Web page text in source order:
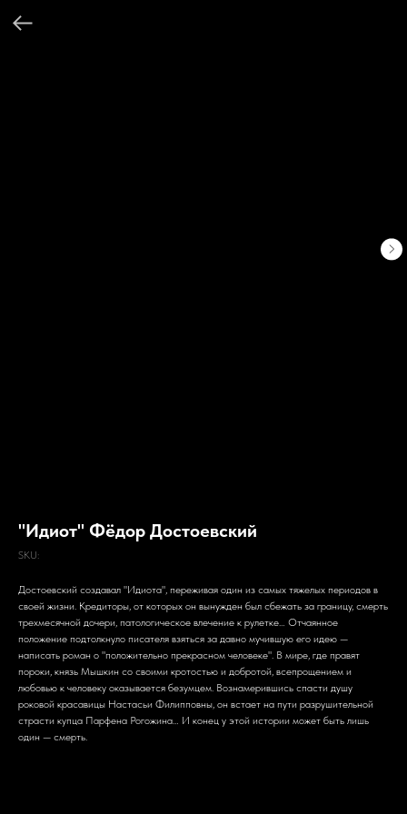
"Идиот" Фёдор Достоевский
SKU:
Достоевский создавал "Идиота", переживая один из самых тяжелых периодов в
своей жизни. Кредиторы, от которых он вынужден был сбежать за границу, смерть
трехмесячной дочери, патологическое влечение к рулетке… Отчаянное
положение подтолкнуло писателя взяться за давно мучившую его идею —
написать роман о "положительно прекрасном человеке". В мире, где правят
пороки, князь Мышкин со своими кротостью и добротой, всепрощением и
любовью к человеку оказывается безумцем. Вознамерившись спасти душу
роковой красавицы Настасьи Филипповны, он встает на пути разрушительной
страсти купца Парфена Рогожина… И конец у этой истории может быть лишь
один — смерть.